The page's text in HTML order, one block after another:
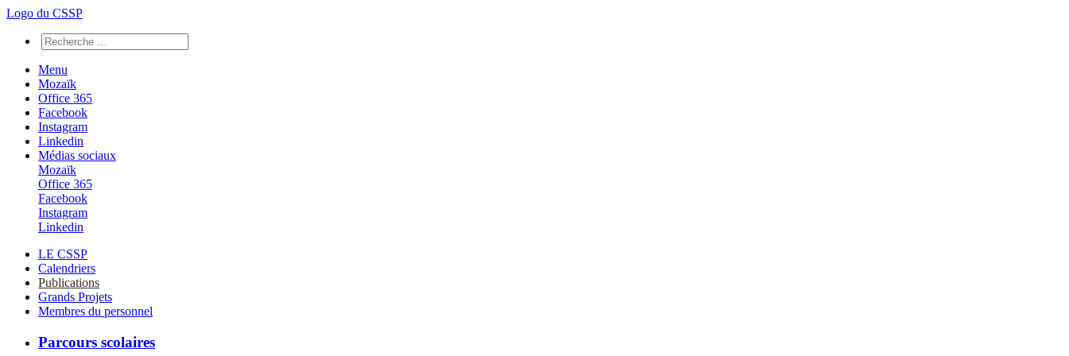
Logo du CSSP
Menu
Mozaïk
Office 365
Facebook
Instagram
Linkedin
Médias sociaux
Mozaïk
Office 365
Facebook
Instagram
Linkedin
LE CSSP
Calendriers
Publications
Grands Projets
Membres du personnel
Parcours scolaires